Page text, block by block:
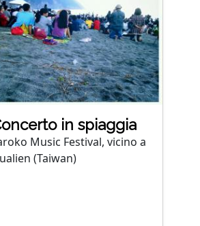
in spiaggia
Music Festival, vicino a
(Taiwan)